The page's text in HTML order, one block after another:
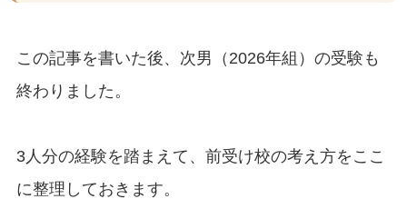
この記事を書いた後、次男（2026年組）の受験も
終わりました。
3人分の経験を踏まえて、前受け校の考え方をここ
に整理しておきます。